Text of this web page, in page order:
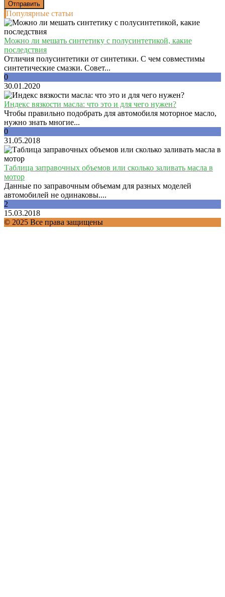
Популярные статьи
Можно ли мешать синтетику с полусинтетикой, какие
последствия
Отличия полусинтетики от синтетики. С чем совместимы
синтетические смазки. Совет...
0
30.01.2020
Индекс вязкости масла: что это и для чего нужен?
Чтобы правильно подобрать для автомобиля моторное масло,
нужно знать многие...
0
31.05.2018
Таблица заправочных объемов или сколько заливать масла в
мотор
Данные по заправочным объемам для разных моделей
автомобилей не одинаковы....
2
15.03.2018
© 2025 Все права защищены